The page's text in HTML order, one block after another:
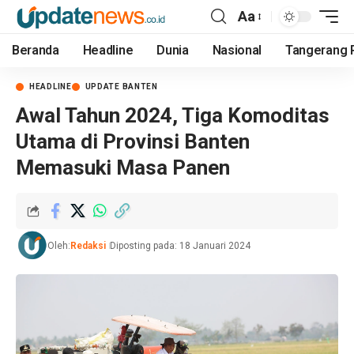
Aa
Beranda Headline Dunia Nasional Tangerang
HEADLINE UPDATE BANTEN
Awal Tahun 2024, Tiga Komoditas
Utama di Provinsi Banten
Memasuki Masa Panen
Oleh: Redaksi Diposting pada: 18 Januari 2024